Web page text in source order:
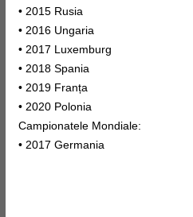
• 2015 Rusia
• 2016 Ungaria
• 2017 Luxemburg
• 2018 Spania
• 2019 Franța
• 2020 Polonia
Campionatele Mondiale:
• 2017 Germania